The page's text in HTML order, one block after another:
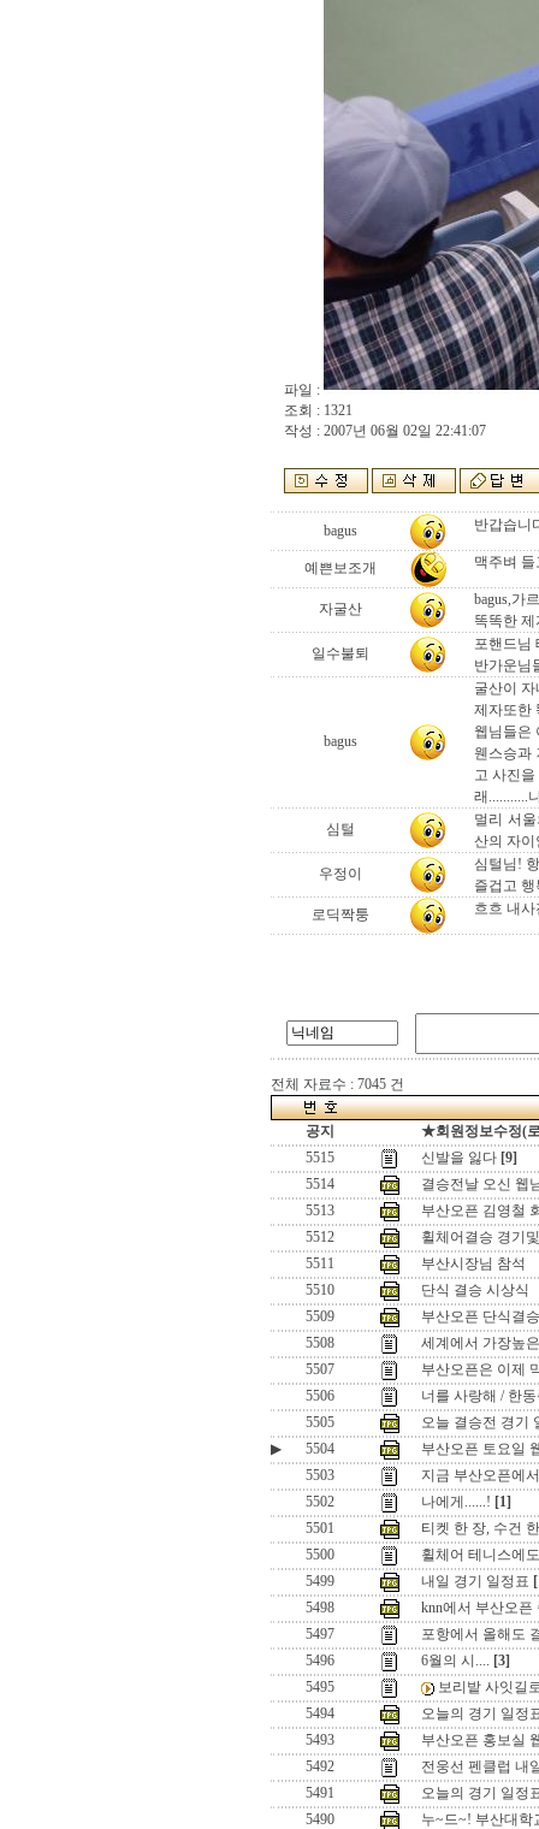
파일 :
조회 : 1321
작성 : 2007년 06월 02일 22:41:07
bagus 반갑습니
예쁜보조개 맥주벼
자굴산
bagus,가
똑똑한
일수불퇴
포핸드님
반가운님
bagus
굴산이
제자또한
웹님들은
웬스승과
고 사진
래...........
심털
멀리 서
산의 자이
우정이
심털님!
즐겁고
로딕짝퉁
흐흐 내
전체 자료수 : 7045 건
공지
★회원정보수정(
5515
신발을 잃다 [9]
5514
결승전날 오신 웹
5513
부산오픈 김영철
5512
휠체어결승 경기
5511
부산시장님 참석
5510
단식 결승 시상식
5509
부산오픈 단식결
5508
세계에서 가장높
5507
부산오픈은 이제
5506
너를 사랑해 / 한
5505
오늘 결승전 경기
▶
5504
부산오픈 토요일
5503
지금 부산오픈에
5502
나에게......! [1]
5501
티켓 한 장, 수건
5500
휠체어 테니스에
5499
내일 경기 일정표
5498
knn에서 부산오픈
5497
포항에서 올해도
5496
6월의 시.... [3]
5495
보리밭 사잇길
5494
오늘의 경기 일정
5493
부산오픈 홍보실
5492
전웅선 펜클럽 내
5491
오늘의 경기 일정
5490
누~드~! 부산대학